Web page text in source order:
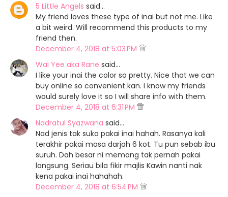
5 Little Angels said…
My friend loves these type of inai but not me. Like
a bit weird. Will recommend this products to my
friend then.
December 4, 2018 at 5:03 PM
Wai Yee aka Rane said…
I like your inai the color so pretty. Nice that we can
buy online so convenient kan. I know my friends
would surely love it so I will share info with them.
December 4, 2018 at 6:31 PM
Nadratul Syazwana said…
Nad jenis tak suka pakai inai hahah. Rasanya kali
terakhir pakai masa darjah 6 kot. Tu pun sebab ibu
suruh. Dah besar ni memang tak pernah pakai
langsung. Seriau bila fikir majlis Kawin nanti nak
kena pakai inai hahahah.
December 4, 2018 at 6:54 PM